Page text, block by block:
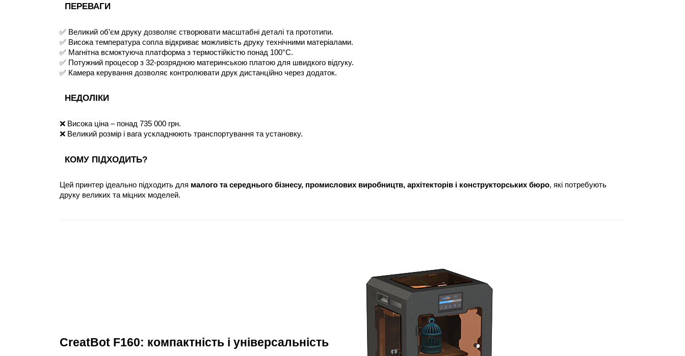
ПЕРЕВАГИ
✅ Великий об’єм друку дозволяє створювати масштабні деталі та прототипи.
✅ Висока температура сопла відкриває можливість друку технічними матеріалами.
✅ Магнітна всмоктуюча платформа з термостійкістю понад 100°C.
✅ Потужний процесор з 32-розрядною материнською платою для швидкого відгуку.
✅ Камера керування дозволяє контролювати друк дистанційно через додаток.
НЕДОЛІКИ
❌ Висока ціна – понад 735 000 грн.
❌ Великий розмір і вага ускладнюють транспортування та установку.
КОМУ ПІДХОДИТЬ?
Цей принтер ідеально підходить для малого та середнього бізнесу, промислових виробництв, архітекторів і конструкторських бюро, які потребують
друку великих та міцних моделей.
CreatBot F160: компактність і універсальність